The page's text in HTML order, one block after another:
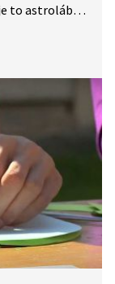
to astroláb?